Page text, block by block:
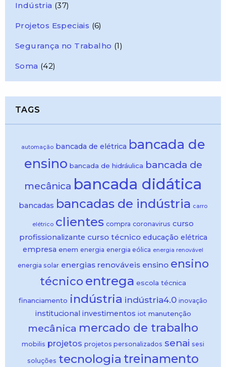
Indústria (37)
Projetos Especiais (6)
Segurança no Trabalho (1)
Soma (42)
TAGS
automação bancada de elétrica bancada de
ensino bancada de hidráulica bancada de
mecânica bancada didática
bancadas bancadas de indústria carro
elétrico clientes compra coronavirus curso
profissionalizante curso técnico educação elétrica
empresa enem energia energia eólica energia renovável
energia solar energias renováveis ensino ensino
técnico entrega escola técnica
financiamento indústria indústria4.0 inovação
institucional investimentos iot manutenção
mecânica mercado de trabalho
mobilis projetos projetos personalizados senai sesi
soluções tecnologia treinamento